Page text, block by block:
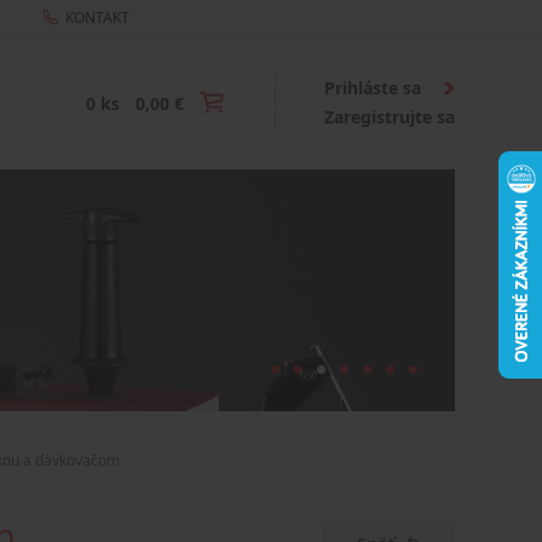
KONTAKT
0 ks 0,00 €
Prihláste sa
Zaregistrujte sa